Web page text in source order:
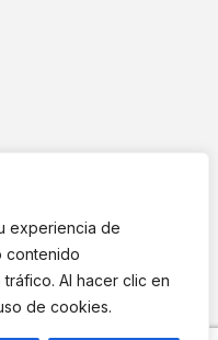
experiencia de
contenido
Al hacer clic en
de cookies.